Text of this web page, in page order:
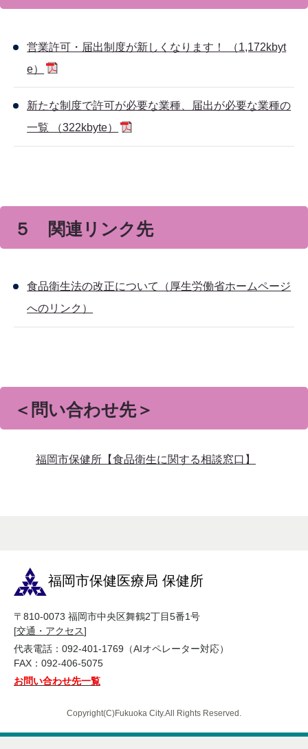
営業許可・届出制度が新しくなります！ （1,172kbyt
e）
新たな制度で許可が必要な業種、届出が必要な業種の
一覧 （322kbyte）
５ 関連リンク先
食品衛生法の改正について（厚生労働省ホームページ
へのリンク）
＜問い合わせ先＞
福岡市保健所【食品衛生に関する相談窓口】
福岡市保健医療局 保健所
〒810-0073 福岡市中央区舞鶴2丁目5番1号
[交通・アクセス]
代表電話：092-401-1769（AIオペレーター対応）
FAX：092-406-5075
お問い合わせ先一覧
Copyright(C)Fukuoka City.All Rights Reserved.